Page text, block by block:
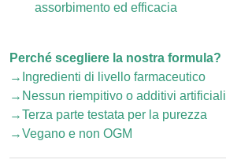
assorbimento ed efficacia
Perché scegliere la nostra formula?
→Ingredienti di livello farmaceutico
→Nessun riempitivo o additivi artificiali
→Terza parte testata per la purezza
→Vegano e non OGM